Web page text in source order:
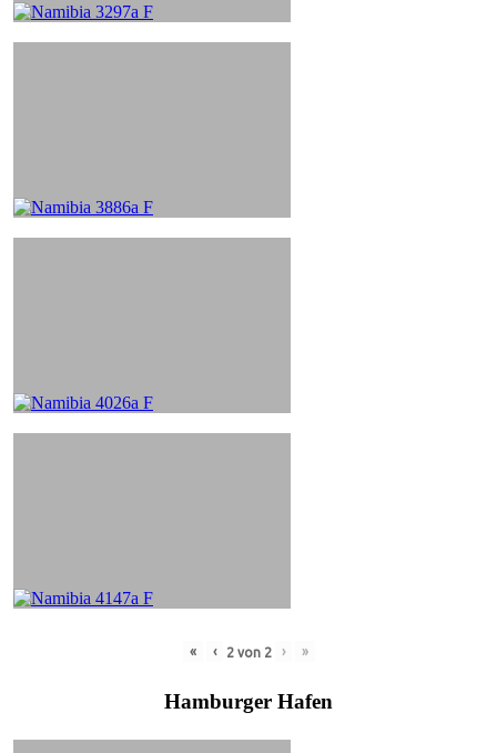
« ‹ 2von 2 › »
Hamburger Hafen